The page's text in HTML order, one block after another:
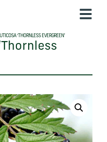
‘THORNLESS EVERGREEN’